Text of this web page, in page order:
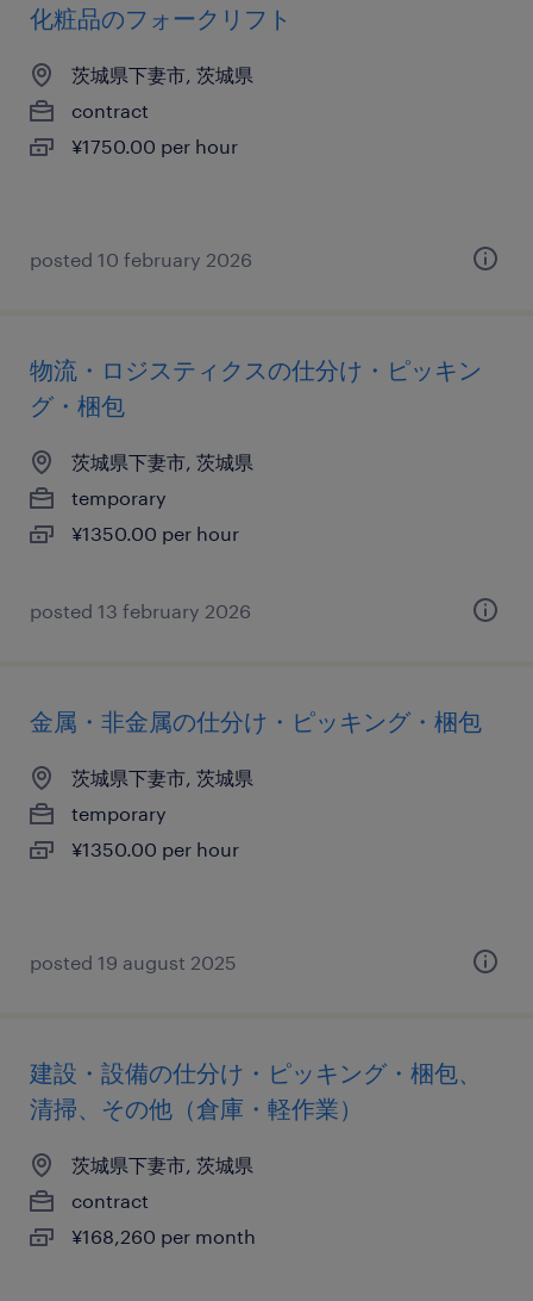
化粧品のフォークリフト
茨城県下妻市, 茨城県
contract
¥1750.00 per hour
posted 10 february 2026
物流・ロジスティクスの仕分け・ピッキン
グ・梱包
茨城県下妻市, 茨城県
temporary
¥1350.00 per hour
posted 13 february 2026
金属・非金属の仕分け・ピッキング・梱包
茨城県下妻市, 茨城県
temporary
¥1350.00 per hour
posted 19 august 2025
建設・設備の仕分け・ピッキング・梱包、
清掃、その他（倉庫・軽作業）
茨城県下妻市, 茨城県
contract
¥168,260 per month